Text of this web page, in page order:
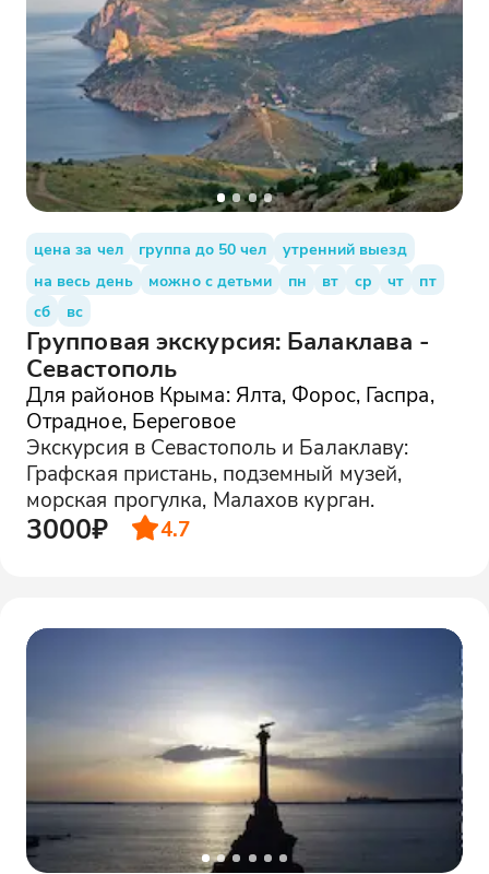
цена за чел группа до 50 чел
утренний выезд
на весь день
можно с детьми пн вт ср чт
пт
сб
вс
Групповая экскурсия: Балаклава -
Севастополь
Для районов Крыма: Ялта, Форос, Гаспра,
Отрадное, Береговое
Экскурсия в Севастополь и Балаклаву:
Графская пристань, подземный музей,
морская прогулка, Малахов курган.
3000₽ 4.7